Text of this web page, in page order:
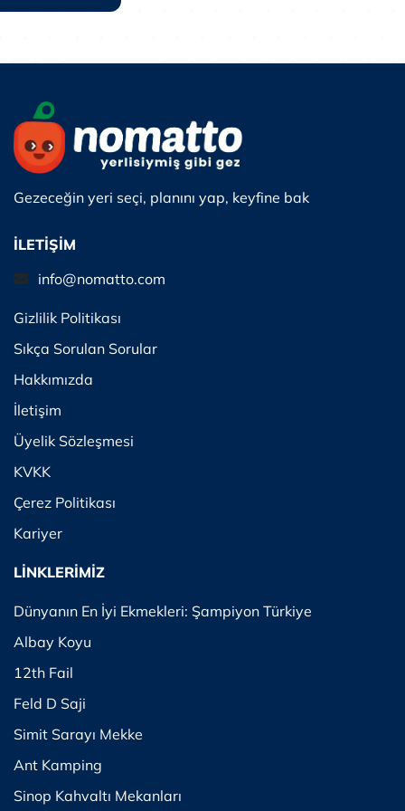
Gezeceğin yeri seçi, planını yap, keyfine bak
İLETİŞİM
info@nomatto.com
Gizlilik Politikası
Sıkça Sorulan Sorular
Hakkımızda
İletişim
Üyelik Sözleşmesi
KVKK
Çerez Politikası
Kariyer
LİNKLERİMİZ
Dünyanın En İyi Ekmekleri: Şampiyon Türkiye
Albay Koyu
12th Fail
Feld D Saji
Simit Sarayı Mekke
Ant Kamping
Sinop Kahvaltı Mekanları